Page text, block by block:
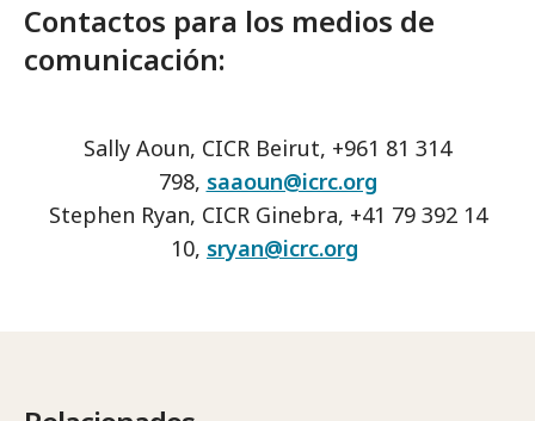
Contactos para los medios de
comunicación:
Sally Aoun, CICR Beirut, +961 81 314
798, saaoun@icrc.org
Stephen Ryan, CICR Ginebra, +41 79 392 14
10, sryan@icrc.org